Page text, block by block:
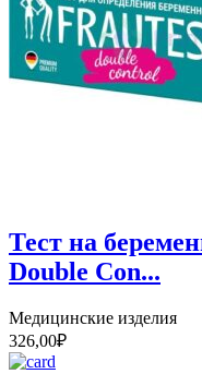
Тест на
Double Con...
Медицинские изделия
326,00₽